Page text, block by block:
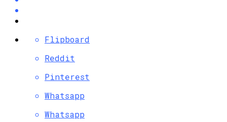
Flipboard
Reddit
Pinterest
Whatsapp
Whatsapp